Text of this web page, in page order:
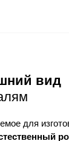
вид
для